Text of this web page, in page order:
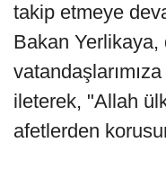
takip etmeye
Bakan
ileterek, "Allah
afetlerden